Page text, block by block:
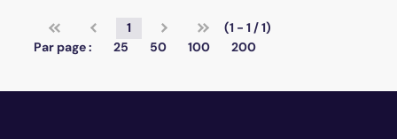
1
(1 - 1 / 1)
Par page :
25 50 100 200